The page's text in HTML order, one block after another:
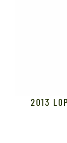
2013